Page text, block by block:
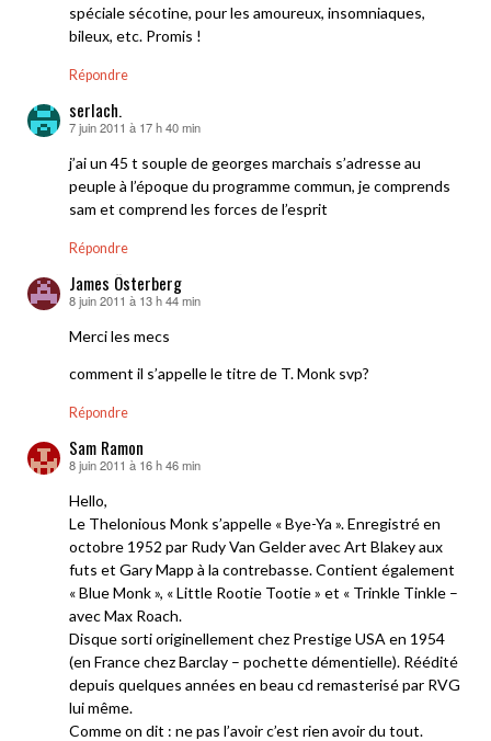
spéciale sécotine, pour les amoureux, insomniaques,
bileux, etc. Promis !
Répondre
serlach.
dit :
7 juin 2011 à 17 h 40 min
j’ai un 45 t souple de georges marchais s’adresse au
peuple à l’époque du programme commun, je comprends
sam et comprend les forces de l’esprit
Répondre
James Österberg
dit :
8 juin 2011 à 13 h 44 min
Merci les mecs
comment il s’appelle le titre de T. Monk svp?
Répondre
Sam Ramon
dit :
8 juin 2011 à 16 h 46 min
Hello,
Le Thelonious Monk s’appelle « Bye-Ya ». Enregistré en
octobre 1952 par Rudy Van Gelder avec Art Blakey aux
futs et Gary Mapp à la contrebasse. Contient également
« Blue Monk », « Little Rootie Tootie » et « Trinkle Tinkle –
avec Max Roach.
Disque sorti originellement chez Prestige USA en 1954
(en France chez Barclay – pochette démentielle). Réédité
depuis quelques années en beau cd remasterisé par RVG
lui même.
Comme on dit : ne pas l’avoir c’est rien avoir du tout.